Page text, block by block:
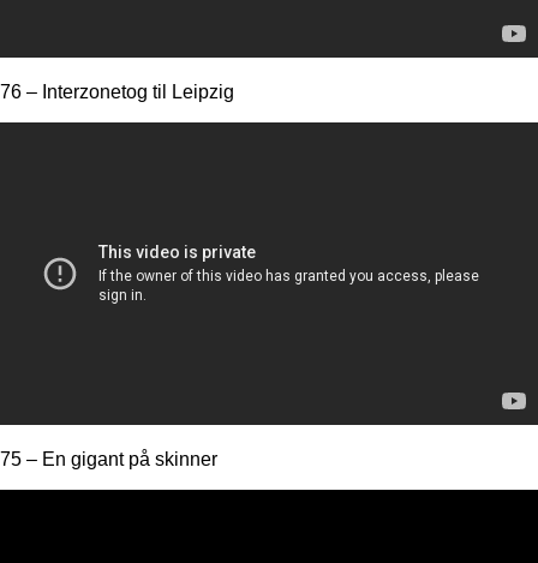
76 – Interzonetog til Leipzig
75 – En gigant på skinner